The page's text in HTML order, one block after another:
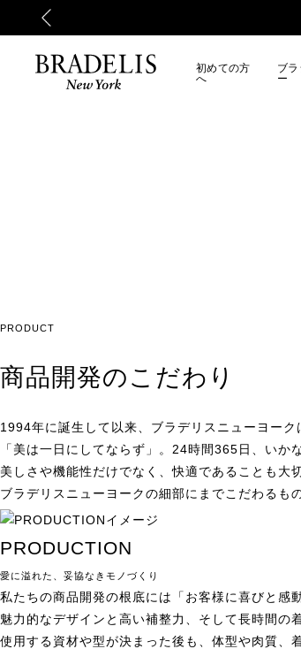
初めての方
へ
ブラ
ー
PRODUCT
商品開発のこだわり
1994年に誕生して以来、ブラデリスニューヨー
「美は一日にしてならず」。24時間365日、いか
美しさや機能性だけでなく、快適であることも大
ブラデリスニューヨークの細部にまでこだわるも
PRODUCTION
愛に溢れた、妥協なきモノづくり
私たちの商品開発の根底には「お客様に喜びと感
魅力的なデザインと高い補整力、そして長時間の
使用する資材や型が決まった後も、体型や肉質、